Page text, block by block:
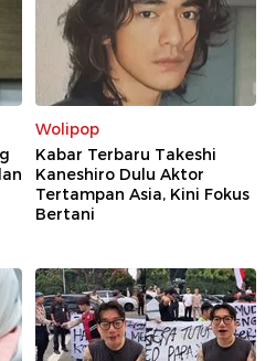
Wolipop
Kabar Terbaru Takeshi
Kaneshiro Dulu Aktor
Tertampan Asia, Kini Fokus
Bertani